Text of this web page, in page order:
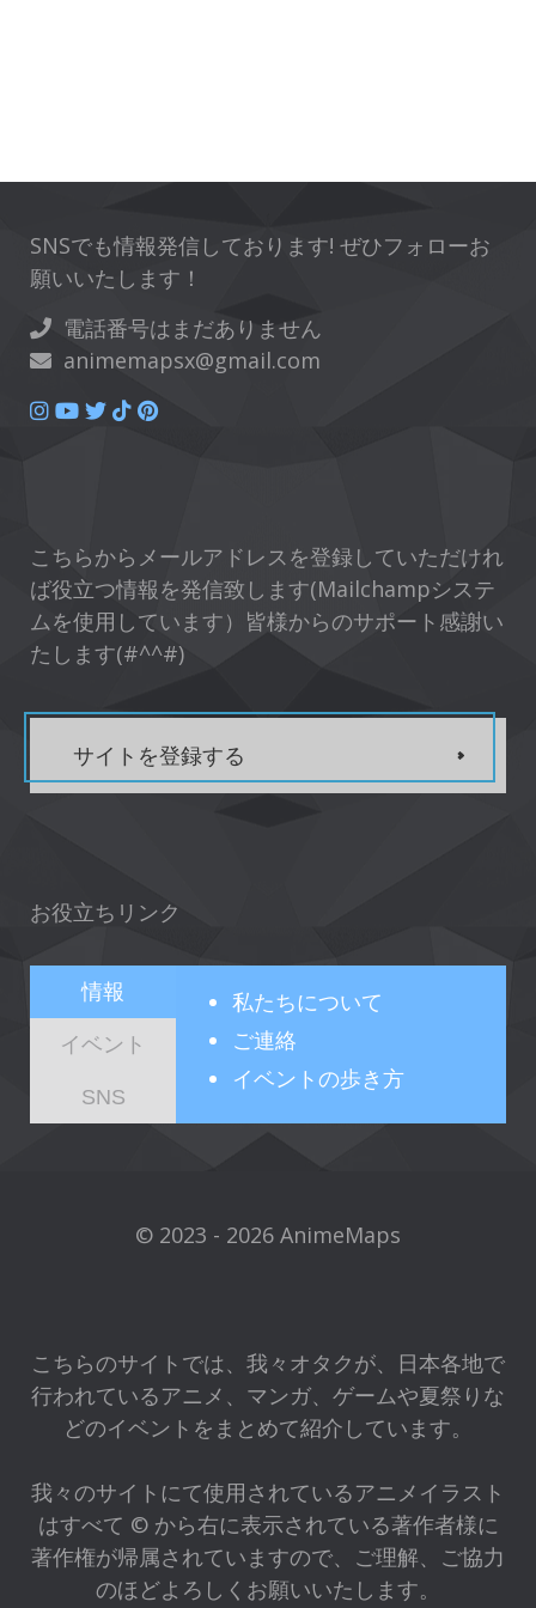
SNSでも情報発信しております! ぜひフォローお
願いいたします！
電話番号はまだありません
animemapsx@gmail.com
こちらからメールアドレスを登録していただけれ
ば役立つ情報を発信致します(Mailchampシステ
ムを使用しています）皆様からのサポート感謝い
たします(#^^#)
サイトを登録する
お役立ちリンク
情報
イベント
SNS
私たちについて
ご連絡
イベントの歩き方
© 2023 - 2026 AnimeMaps
こちらのサイトでは、我々オタクが、日本各地で
行われているアニメ、マンガ、ゲームや夏祭りな
どのイベントをまとめて紹介しています。
我々のサイトにて使用されているアニメイラスト
はすべて © から右に表示されている著作者様に
著作権が帰属されていますので、ご理解、ご協力
のほどよろしくお願いいたします。